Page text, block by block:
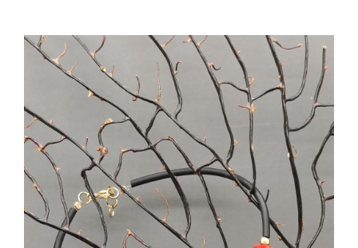
AGGIUNGI AL CARRELLO DETTAGLI